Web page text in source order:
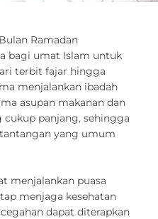
Ramadan
bagi umat Islam untuk
terbit fajar hingga
menjalankan ibadah
asupan makanan dan
panjang, sehingga
yang umum
menjalankan puasa
menjaga kesehatan
dapat diterapkan